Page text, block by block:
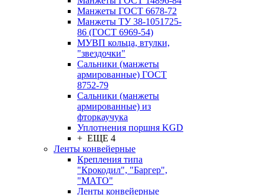
Манжеты ГОСТ 6678-72
Манжеты ТУ 38-1051725-
86 (ГОСТ 6969-54)
МУВП кольца, втулки,
"звездочки"
Сальники (манжеты
армированные) ГОСТ
8752-79
Сальники (манжеты
армированные) из
фторкаучука
Уплотнения поршня KGD
+ ЕЩЕ 4
Ленты конвейерные
Крепления типа
"Крокодил", "Баргер",
"МАТО"
Ленты конвейерные